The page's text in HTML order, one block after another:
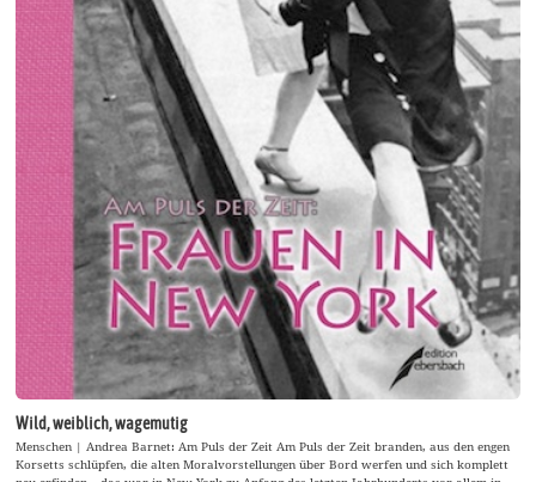
Wild, weiblich, wagemutig
Menschen | Andrea Barnet: Am Puls der Zeit Am Puls der Zeit branden, aus den engen
Korsetts schlüpfen, die alten Moralvorstellungen über Bord werfen und sich komplett